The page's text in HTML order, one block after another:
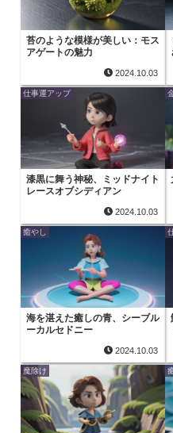
苔のような模様が美しい：モス
アゲートの魅力
2024.10.03
仕事運アップ
漆黒に舞う神秘、ミッドナイト
レースオブシディアン
2024.10.03
癒やし
海を湛えた癒しの青、シーブル
ーカルセドニー
2024.10.03
魔除け